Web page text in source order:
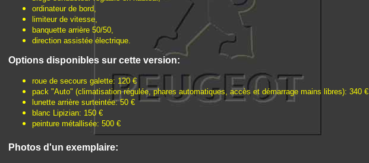
ordinateur de bord,
limiteur de vitesse,
banquette arrière 50/50,
direction assistée électrique.
Options disponibles sur cette version:
roue de secours galette: 120 €
pack "Auto" (climatisation régulée, phares automatiques, accès et démarrage mains libres): 340 €
lunette arrière surteintée: 50 €
blanc Lipizian: 150 €
peinture métallisée: 500 €
Photos d'un exemplaire: